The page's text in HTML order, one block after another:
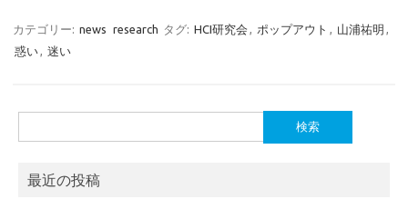
カテゴリー: news research タグ: HCI研究会 , ポップアウト , 山浦祐明 ,
惑い, 迷い
索:
最近の投稿